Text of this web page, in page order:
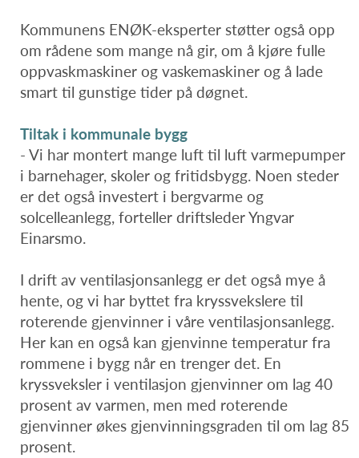
Kommunens ENØK-eksperter støtter også opp
om rådene som mange nå gir, om å kjøre fulle
oppvaskmaskiner og vaskemaskiner og å lade
smart til gunstige tider på døgnet.
Tiltak i kommunale bygg
- Vi har montert mange luft til luft varmepumper
i barnehager, skoler og fritidsbygg. Noen steder
er det også investert i bergvarme og
solcelleanlegg, forteller driftsleder Yngvar
Einarsmo.
I drift av ventilasjonsanlegg er det også mye å
hente, og vi har byttet fra kryssvekslere til
roterende gjenvinner i våre ventilasjonsanlegg.
Her kan en også kan gjenvinne temperatur fra
rommene i bygg når en trenger det. En
kryssveksler i ventilasjon gjenvinner om lag 40
prosent av varmen, men med roterende
gjenvinner økes gjenvinningsgraden til om lag 85
prosent.